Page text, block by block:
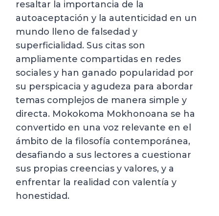
resaltar la importancia de la
autoaceptación y la autenticidad en un
mundo lleno de falsedad y
superficialidad. Sus citas son
ampliamente compartidas en redes
sociales y han ganado popularidad por
su perspicacia y agudeza para abordar
temas complejos de manera simple y
directa. Mokokoma Mokhonoana se ha
convertido en una voz relevante en el
ámbito de la filosofía contemporánea,
desafiando a sus lectores a cuestionar
sus propias creencias y valores, y a
enfrentar la realidad con valentía y
honestidad.